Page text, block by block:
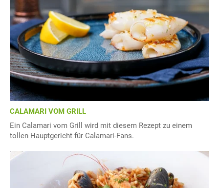
CALAMARI VOM GRILL
Ein Calamari vom Grill wird mit diesem Rezept zu einem
tollen Hauptgericht für Calamari-Fans.